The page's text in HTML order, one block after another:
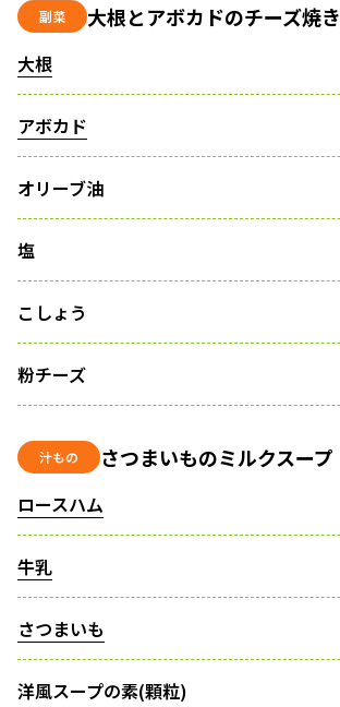
副菜 大根とアボカドのチーズ焼き
大根
アボカド
オリーブ油
塩
こしょう
粉チーズ
汁もの さつまいものミルクスープ
ロースハム
牛乳
さつまいも
洋風スープの素(顆粒)